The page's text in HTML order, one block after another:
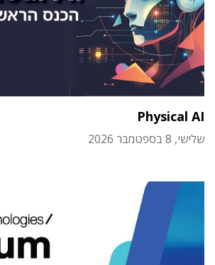
Physical AI
שלישי, 8 בספטמבר 2026